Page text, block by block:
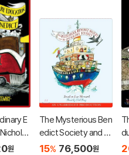
E
원
The Mysterious Ben
edict Society and th
e Perilous Journey :
15% 76,500원